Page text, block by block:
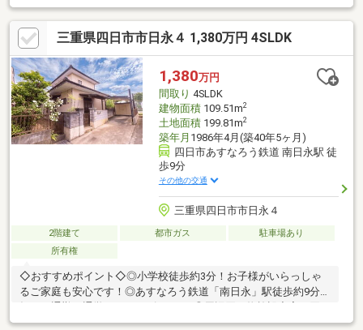
の合間にお買い物にもいけそうですね！◇周辺環境◇徒歩15分圏
内に施設充実！お買い物に便利なエリアです♪・フレスポ四日市富
田：徒歩約7分（約500ｍ）・スーパーセンタートライアル四日市
富田店：徒歩約7分（約500ｍ）・セブンイレブン四日市茂福店：
徒歩約2分（約150ｍ）・スギドラッグ富田店：徒歩約11分（約
850ｍ）・四日市地域総合会館あさけプラザ：徒歩約10分（約750
ｍ）
三重県四日市市日永４ 1,380万円 4SLDK
1,380万円
間取り 4SLDK
建物面積109.51m2
土地面積199.81m2
築年月 1986年4月(築40年5ヶ月)
四日市あすなろう鉄道 南日永駅 徒
歩9分
その他の交通
三重県四日市市日永４
2階建て 都市ガス
駐車場あり
所有権
◇おすすめポイント◇◎小学校徒歩約3分！お子様がいらっしゃ
るご家庭も安心です！◎あすなろう鉄道「南日永」駅徒歩約9分！
毎日の通勤・通学もスムーズですね♪◎周辺買い物施設充実お買い
物も近隣で済ませられる、便利な住環境ですね！◇周辺環境◇徒